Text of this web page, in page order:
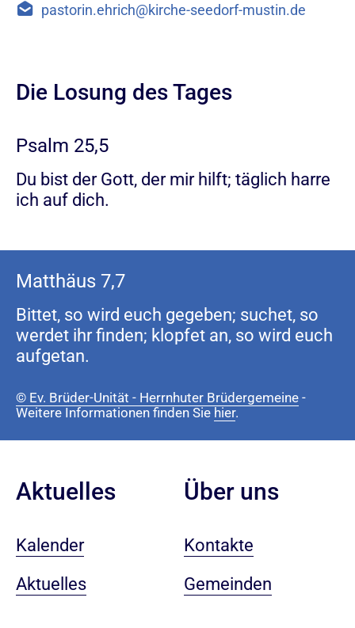
pastorin.ehrich@kirche-seedorf-mustin.de
Die Losung des Tages
Du bist der Gott, der mir hilft; täglich harre
ich auf dich.
Psalm 25,5
Bittet, so wird euch gegeben; suchet, so
werdet ihr finden; klopfet an, so wird euch
aufgetan.
Matthäus 7,7
© Ev. Brüder-Unität - Herrnhuter Brüdergemeine -
Weitere Informationen finden Sie hier.
Aktuelles
Kalender
Aktuelles
Über uns
Kontakte
Gemeinden